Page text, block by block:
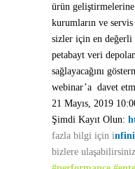
ürün
kurumların ve servis
sizler için en değerli
petabayt veri
sağlayacağını
webinar’a davet
21 Mayıs, 2019
Şimdi Kayıt Olun:
fazla bilgi için i
bizlere